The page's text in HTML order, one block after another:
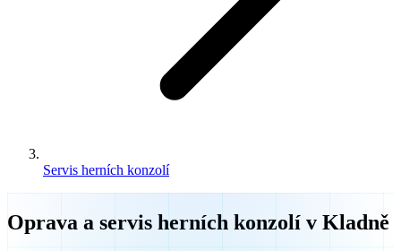
Servis herních konzolí
Oprava a servis herních konzolí v Kladně